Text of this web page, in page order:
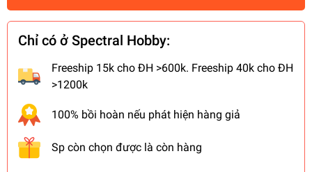
Chỉ có ở Spectral Hobby:
Freeship 15k cho ĐH >600k. Freeship 40k cho ĐH
>1200k
100% bồi hoàn nếu phát hiện hàng giả
Sp còn chọn được là còn hàng